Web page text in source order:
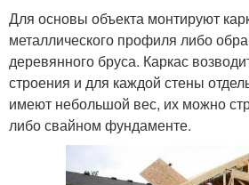
Для основы объекта монтируют
металлического профиля либо
деревянного бруса. Каркас
строения и для каждой стены
имеют небольшой вес, их можно
либо свайном фундаменте.